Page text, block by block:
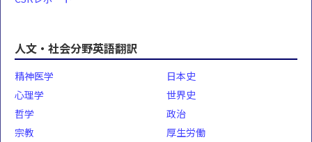
人文・社会分野英語翻訳
精神医学
心理学
哲学
宗教
日本史
世界史
政治
厚生労働